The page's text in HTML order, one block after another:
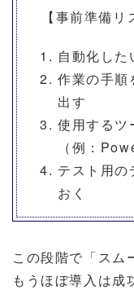
【事前準備リ
自動化した
作業の手順
出す
使用するツ
（例：
テスト用の
おく
この段階で「スム
もうほぼ導入は成